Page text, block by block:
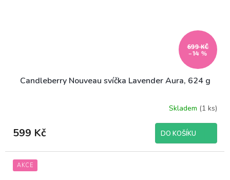
699 KČ
–14 %
Candleberry Nouveau svíčka Lavender Aura, 624 g
Skladem (1 ks)
599 Kč DO KOŠÍKU
AKCE